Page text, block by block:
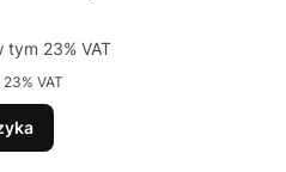
tym %s VAT
tym 23% VAT
VAT